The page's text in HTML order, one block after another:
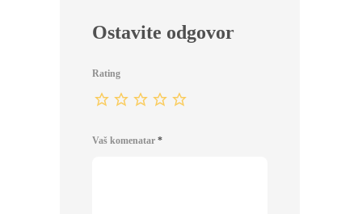
Ostavite odgovor
Rating
Vaš komenatar *